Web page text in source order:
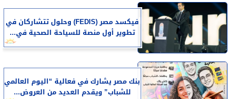
فيكسد مصر (FEDIS) وحلول تتشاركان في
تطوير أول منصة للسياحة الصحية في...
بنك مصر يشارك في فعالية “اليوم العالمي
للشباب” ويقدم العديد من العروض...